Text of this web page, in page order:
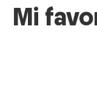
Mi